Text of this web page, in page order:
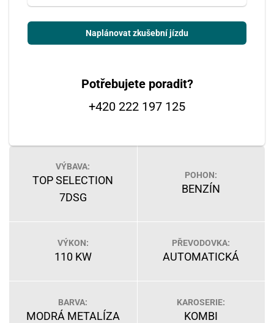
Naplánovat zkušební jízdu
Potřebujete poradit?
+420 222 197 125
VÝBAVA:
TOP SELECTION
7DSG
POHON:
BENZÍN
VÝKON:
110 KW
PŘEVODOVKA:
AUTOMATICKÁ
BARVA:
MODRÁ METALÍZA
KAROSERIE:
KOMBI